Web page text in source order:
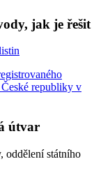
jak je řešit
republiky v
útvar
oddělení státního